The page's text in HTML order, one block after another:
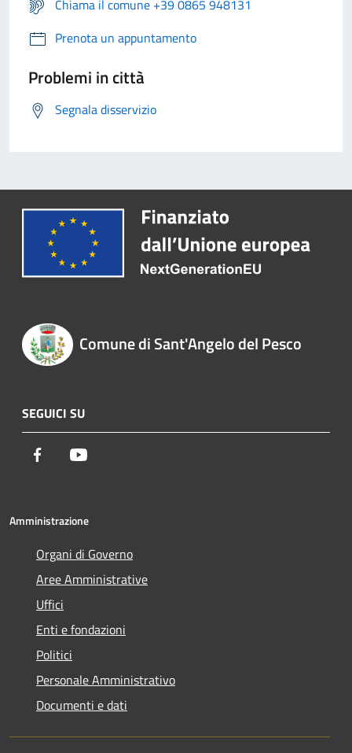
Chiama il comune +39 0865 948131
Prenota un appuntamento
Problemi in città
Segnala disservizio
Comune di Sant'Angelo del Pesco
SEGUICI SU
Facebook
Amministrazione
Organi di Governo
Aree Amministrative
Uffici
Enti e fondazioni
Politici
Personale Amministrativo
Documenti e dati